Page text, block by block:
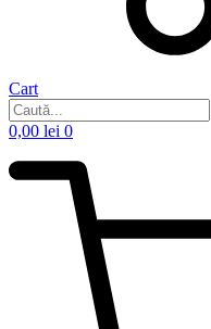
Cart
0,00 lei 0